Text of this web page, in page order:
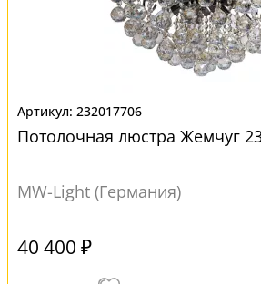
232017706
Потолочная люстра Жемчуг
MW-Light (Германия)
40 400 ₽